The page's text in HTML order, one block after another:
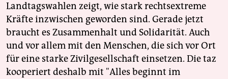
Landtagswahlen zeigt, wie stark rechtsextreme
Kräfte inzwischen geworden sind. Gerade jetzt
braucht es Zusammenhalt und Solidarität. Auch
und vor allem mit den Menschen, die sich vor Ort
für eine starke Zivilgesellschaft einsetzen. Die taz
kooperiert deshalb mit "Alles beginnt im